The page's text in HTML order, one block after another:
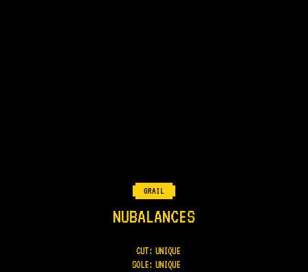
GRAIL
NUBALANCES
CUT: UNIQUE
SOLE: UNIQUE